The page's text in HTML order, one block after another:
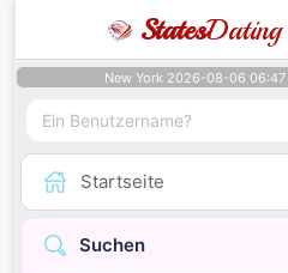
StatesDating
New York 2026-08-06 06:47
Startseite
Suchen